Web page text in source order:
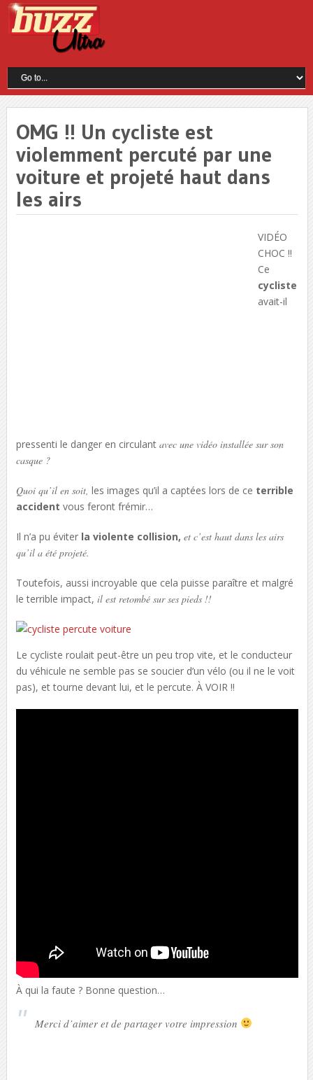
OMG !! Un cycliste est
violemment percuté par une
voiture et projeté haut dans
les airs
VIDÉO
CHOC !!
Ce
cycliste
avait-il
pressenti le danger en circulant avec une vidéo installée sur son
casque ?
Quoi qu’il en soit, les images qu’il a captées lors de ce terrible
accident vous feront frémir…
Il n’a pu éviterla violente collision, et c’est haut dans les airs
qu’il a été projeté.
Toutefois, aussi incroyable que cela puisse paraître et malgré
le terrible impact, il est retombé sur ses pieds !!
Le cycliste roulait peut-être un peu trop vite, et le conducteur
du véhicule ne semble pas se soucier d’un vélo (ou il ne le voit
pas), et tourne devant lui, et le percute. À VOIR !!
À qui la faute ? Bonne question…
Merci d’aimer et de partager votre impression